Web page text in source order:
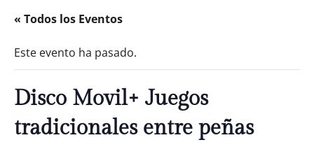
« Todos los Eventos
Este evento ha pasado.
Disco Movil+ Juegos
tradicionales entre peñas